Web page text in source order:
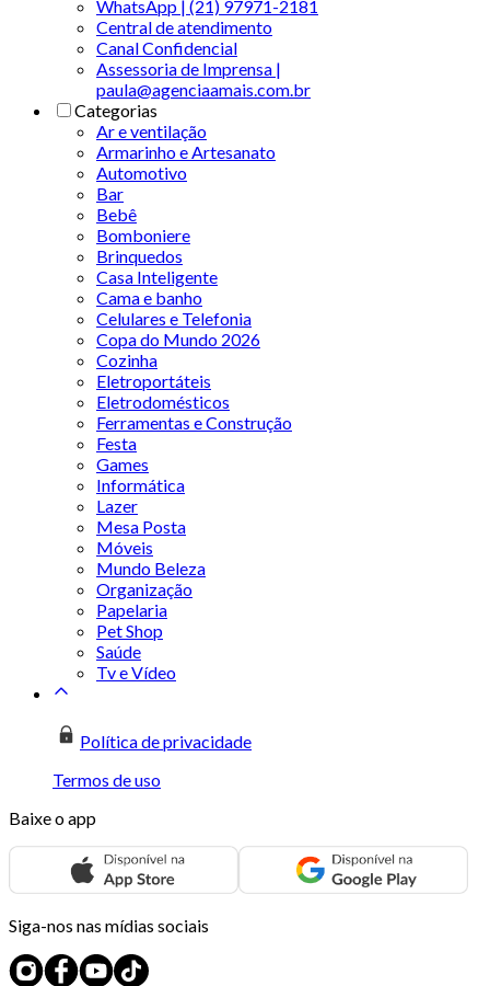
WhatsApp | (21) 97971-2181
Central de atendimento
Canal Confidencial
Assessoria de Imprensa |
paula@agenciaamais.com.br
Categorias
Ar e ventilação
Armarinho e Artesanato
Automotivo
Bar
Bebê
Bomboniere
Brinquedos
Casa Inteligente
Cama e banho
Celulares e Telefonia
Copa do Mundo 2026
Cozinha
Eletroportáteis
Eletrodomésticos
Ferramentas e Construção
Festa
Games
Informática
Lazer
Mesa Posta
Móveis
Mundo Beleza
Organização
Papelaria
Pet Shop
Saúde
Tv e Vídeo
Política de privacidade
Termos de uso
Baixe o app
Siga-nos nas mídias sociais